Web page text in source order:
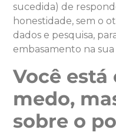
sucedida) de
honestidade, sem o
dados e pesquisa,
embasamento na sua
Você
medo,
sobre o